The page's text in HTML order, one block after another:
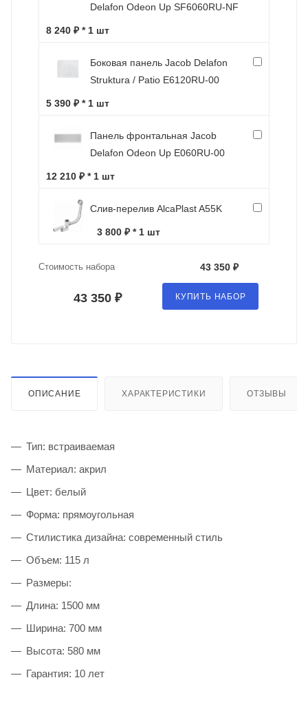
Delafon Odeon Up SF6060RU-NF
8 240 ₽ * 1 шт
Боковая панель Jacob Delafon
Struktura / Patio E6120RU-00
5 390 ₽ * 1 шт
Панель фронтальная Jacob
Delafon Odeon Up E060RU-00
12 210 ₽ * 1 шт
Слив-перелив AlcaPlast A55K
3 800 ₽ * 1 шт
Стоимость набора 43 350 ₽
43 350 ₽ КУПИТЬ НАБОР
ОПИСАНИЕ ХАРАКТЕРИСТИКИ ОТЗЫВЫ
Тип: встраиваемая
Материал: акрил
Цвет: белый
Форма: прямоугольная
Стилистика дизайна: современный стиль
Объем: 115 л
Размеры:
Длина: 1500 мм
Ширина: 700 мм
Высота: 580 мм
Гарантия: 10 лет